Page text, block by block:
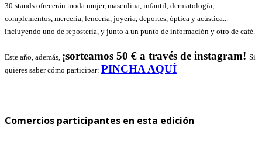
30 stands ofrecerán moda mujer, masculina, infantil, dermatología,
complementos, mercería, lencería, joyería, deportes, óptica y acústica...
incluyendo uno de repostería, y junto a un punto de información y otro de café.
Este año, además, ¡sorteamos 50 € a través de instagram! Si
quieres saber cómo participar: PINCHA AQUÍ
Comercios participantes en esta edición